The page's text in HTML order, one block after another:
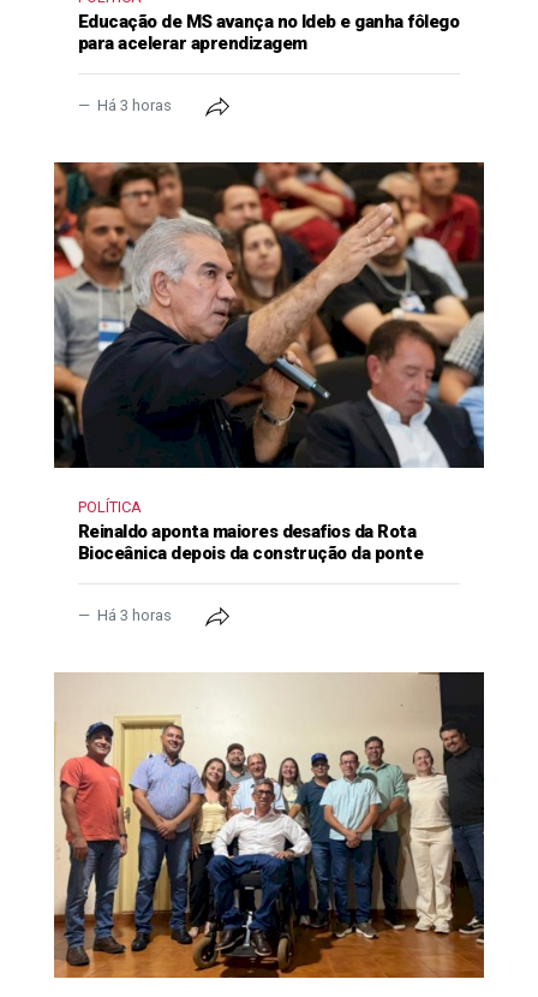
Educação de MS avança no Ideb e ganha fôlego
para acelerar aprendizagem
Há 3 horas
POLÍTICA
Reinaldo aponta maiores desafios da Rota
Bioceânica depois da construção da ponte
Há 3 horas